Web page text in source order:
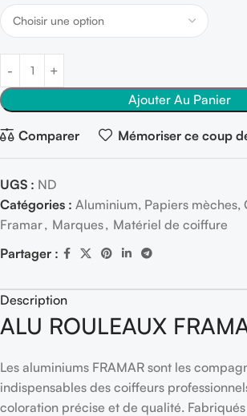
Ajouter Au Panier
Comparer Mémoriser ce coup
UGS : ND
Catégories : Aluminium, Papiers mèches,
Framar, Marques, Matériel de coiffure
Partager :
Description
ALU ROULEAUX
Les aluminiums FRAMAR sont les
indispensables des coiffeurs
coloration précise et de qualité.